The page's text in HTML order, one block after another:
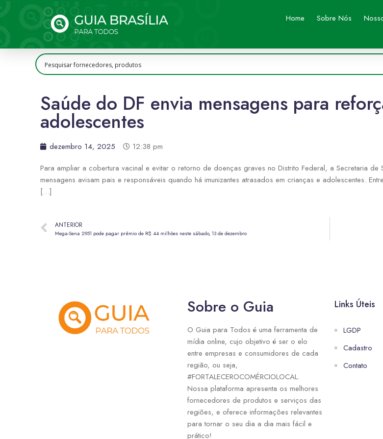
Home Sobre Nós
Saúde do DF envia mensagens para
adolescentes
dezembro 14, 2025
12:38 pm
Para ampliar a cobertura vacinal e evitar o retorno de doenças graves no Distrito Federal, a Secretaria
mensagens avisam pais e responsáveis quando há imunizantes atrasados em crianças e adolescentes.
[…]
ANTERIOR
Mega-Sena 2951 pode pagar prêmio de R$ 44 milhões neste sábado, 13 de dezembro
Sobre o Guia
O Guia para Todos é uma ferramenta de
mídia online, cujo objetivo é ser o elo
entre empresas e consumidores de cada
região, ou seja,
#FORTALECEROCOMÉRCIOLOCAL.
Nossa plataforma apresenta os melhores
fornecedores de produtos e serviços das
regiões, e oferece informações relevantes
para tornar o seu dia a dia mais fácil e
prático!
Links Úteis
LGDP
Cadastro
Contato